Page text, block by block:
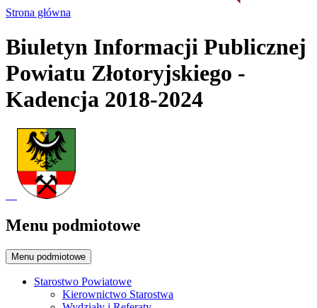
Strona główna
Biuletyn Informacji Publicznej
Powiatu Złotoryjskiego -
Kadencja 2018-2024
Menu podmiotowe
Menu podmiotowe
Starostwo Powiatowe
Kierownictwo Starostwa